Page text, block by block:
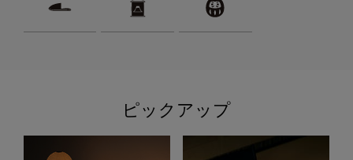
ピックアップ